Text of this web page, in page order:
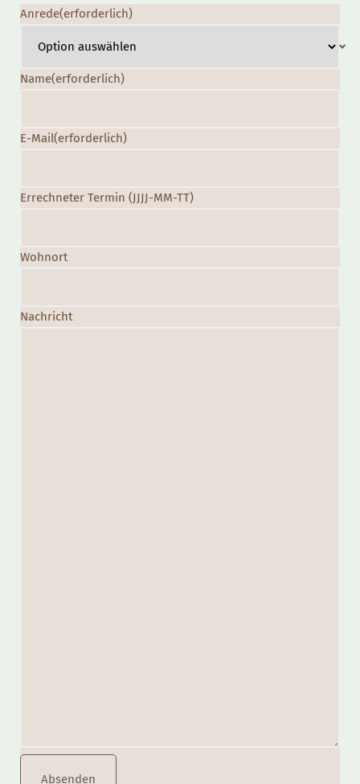
Anrede(erforderlich)
Name(erforderlich)
E-Mail(erforderlich)
Errechneter Termin (JJJJ-MM-TT)
Wohnort
Nachricht
Absenden